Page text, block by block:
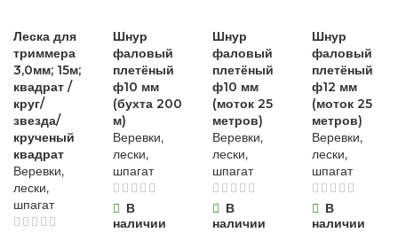
Леска для
триммера
3,0мм; 15м;
квадрат /
круг/
звезда/
крученый
квадрат
Веревки,
лески,
шпагат
Шнур
фаловый
плетёный
ф10 мм
(бухта 200
м)
Веревки,
лески,
шпагат
В
наличии
Шнур
фаловый
плетёный
ф10 мм
(моток 25
метров)
Веревки,
лески,
шпагат
В
наличии
Шнур
фаловый
плетёный
ф12 мм
(моток 25
метров)
Веревки,
лески,
шпагат
В
наличии